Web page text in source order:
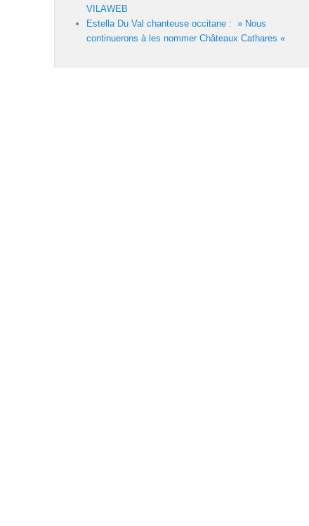
VILAWEB
Estella Du Val chanteuse occitane : » Nous
continuerons à les nommer Châteaux Cathares «